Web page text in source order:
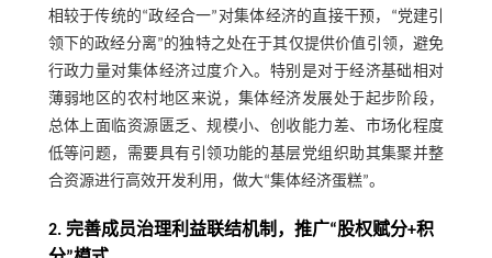
相较于传统的“政经合一”对集体经济的直接干预，“党建引
领下的政经分离”的独特之处在于其仅提供价值引领，避免
行政力量对集体经济过度介入。特别是对于经济基础相对
薄弱地区的农村地区来说，集体经济发展处于起步阶段，
总体上面临资源匮乏、规模小、创收能力差、市场化程度
低等问题，需要具有引领功能的基层党组织助其集聚并整
合资源进行高效开发利用，做大“集体经济蛋糕”。
2. 完善成员治理利益联结机制，推广“股权赋分+积